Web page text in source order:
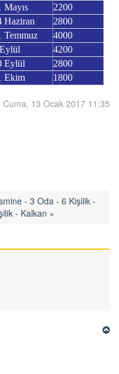
Mayıs
2200
Haziran
2800
Temmuz
4000
4200
Eylül
2800
Ekim 1800
13 Ocak 2017 11:35
- 3 Oda - 6 Kişilik -
- Kalkan »